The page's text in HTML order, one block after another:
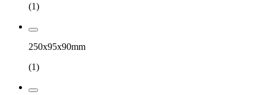
(1)
250x95x90mm
(1)